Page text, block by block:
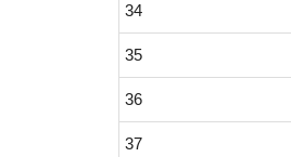
34
35
36
37